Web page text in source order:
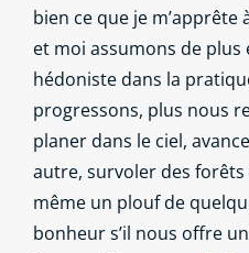
bien ce que je m’apprête
et moi assumons de
hédoniste dans la
progressons, plus nous
planer dans le ciel,
autre, survoler des
même un plouf de
bonheur s’il nous offre